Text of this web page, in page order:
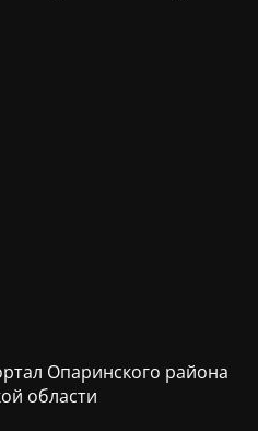
Опаринского района
области